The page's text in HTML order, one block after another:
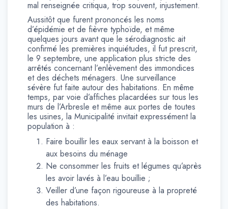
mal renseignée critiqua, trop souvent, injustement.
Aussitôt que furent prononcés les noms
d’épidémie et de fièvre typhoïde, et même
quelques jours avant que le sérodiagnostic ait
confirmé les premières inquiétudes, il fut prescrit,
le 9 septembre, une application plus stricte des
arrêtés concernant l’enlèvement des immondices
et des déchets ménagers. Une surveillance
sévère fut faite autour des habitations. En même
temps, par voie d’affiches placardées sur tous les
murs de l’Arbresle et même aux portes de toutes
les usines, la Municipalité invitait expressément la
population à :
Faire bouillir les eaux servant à la boisson et
aux besoins du ménage
Ne consommer les fruits et légumes qu’après
les avoir lavés à l’eau bouillie ;
Veiller d’une façon rigoureuse à la propreté
des habitations.